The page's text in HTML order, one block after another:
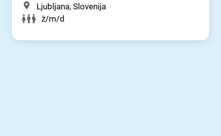
Ljubljana, Slovenija
ž/m/d